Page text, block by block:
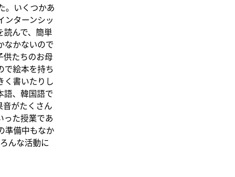
。いくつかあ
ンターンシッ
読んで、簡単
なかないので
供たちのお母
で絵本を持ち
く書いたりし
語、韓国語で
がたくさん
った授業であ
準備中もなか
んな活動に